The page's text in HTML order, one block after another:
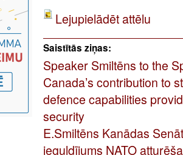
Lejupielādēt attēlu
Saistītās ziņas:
Speaker Smiltēns to the
Canada’s contribution to
defence capabilities
security
E.Smiltēns Kanādas
ieguldījums NATO